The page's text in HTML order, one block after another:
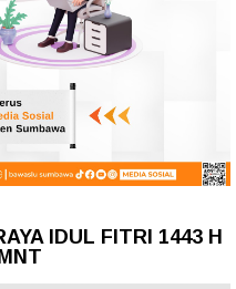
IDUL FITRI 1443 H